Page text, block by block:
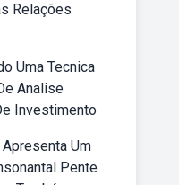
Relações
Uma Tecnica
Analise
Investimento
Um
Pente